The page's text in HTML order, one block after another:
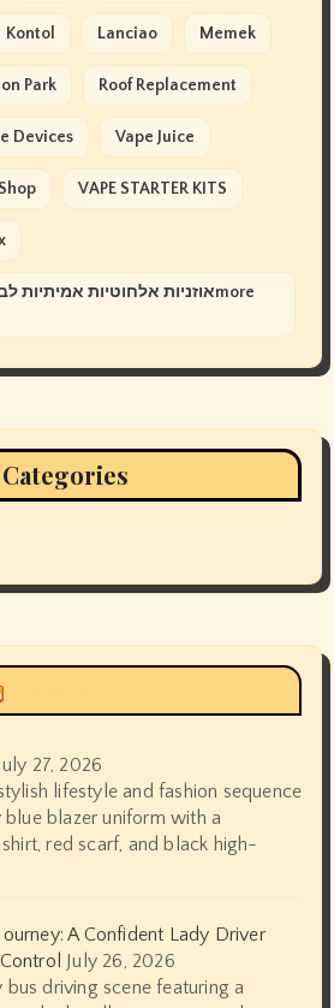
Kontol Lanciao Memek
Park Roof Replacement
Devices Vape Juice
VAPE STARTER KITS
Categories
27, 2026
lifestyle and fashion sequence
blazer uniform with a
red scarf, and black high-
A Confident Lady Driver
July 26, 2026
driving scene featuring a